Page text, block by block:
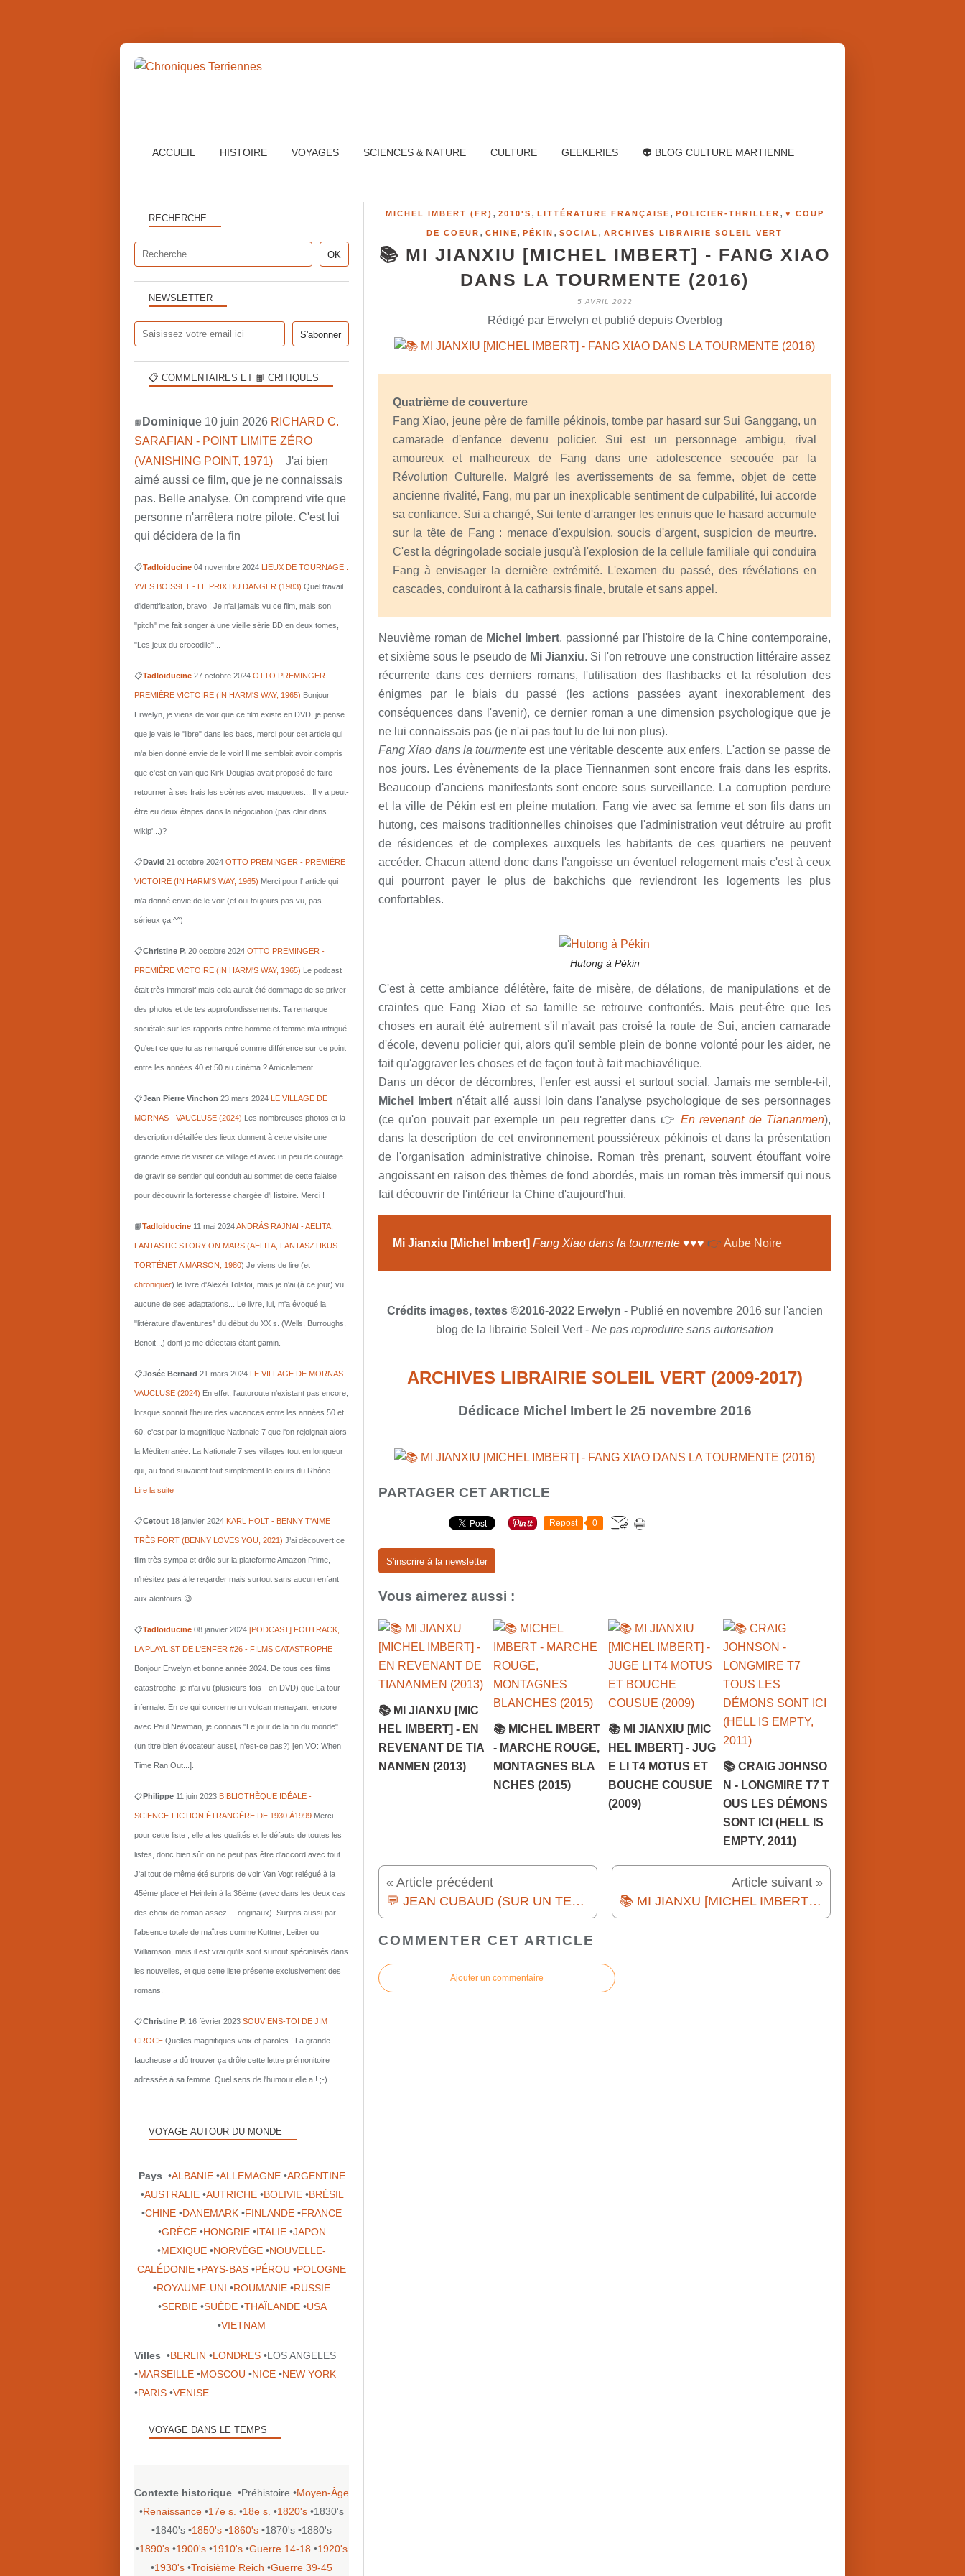
ACCUEIL HISTOIRE VOYAGES SCIENCES & NATURE CULTURE GEEKERIES 👽 BLOG CULTURE MARTIENNE
MICHEL IMBERT (FR) , 2010'S , LITTÉRATURE FRANÇAISE , POLICIER-THRILLER , ♥ COUP
DE COEUR , CHINE , PÉKIN , SOCIAL , ARCHIVES LIBRAIRIE SOLEIL VERT
📚 MI JIANXIU [MICHEL IMBERT] - FANG XIAO
DANS LA TOURMENTE (2016)
5 AVRIL 2022
Rédigé par Erwelyn et publié depuis Overblog
Quatrième de couverture
Fang Xiao, jeune père de famille pékinois, tombe par hasard sur Sui Ganggang, un
camarade d'enfance devenu policier. Sui est un personnage ambigu, rival
amoureux et malheureux de Fang dans une adolescence secouée par la
Révolution Culturelle. Malgré les avertissements de sa femme, objet de cette
ancienne rivalité, Fang, mu par un inexplicable sentiment de culpabilité, lui accorde
sa confiance. Sui a changé, Sui tente d'arranger les ennuis que le hasard accumule
sur la tête de Fang : menace d'expulsion, soucis d'argent, suspicion de meurtre.
C'est la dégringolade sociale jusqu'à l'explosion de la cellule familiale qui conduira
Fang à envisager la dernière extrémité. L'examen du passé, des révélations en
cascades, conduiront à la catharsis finale, brutale et sans appel.
Neuvième roman de Michel Imbert, passionné par l'histoire de la Chine contemporaine,
et sixième sous le pseudo de Mi Jianxiu. Si l'on retrouve une construction littéraire assez
récurrente dans ces derniers romans, l'utilisation des flashbacks et la résolution des
énigmes par le biais du passé (les actions passées ayant inexorablement des
conséquences dans l'avenir), ce dernier roman a une dimension psychologique que je
ne lui connaissais pas (je n'ai pas tout lu de lui non plus).
Fang Xiao dans la tourmente est une véritable descente aux enfers. L'action se passe de
nos jours. Les évènements de la place Tiennanmen sont encore frais dans les esprits.
Beaucoup d'anciens manifestants sont encore sous surveillance. La corruption perdure
et la ville de Pékin est en pleine mutation. Fang vie avec sa femme et son fils dans un
hutong, ces maisons traditionnelles chinoises que l'administration veut détruire au profit
de résidences et de complexes auxquels les habitants de ces quartiers ne peuvent
accéder. Chacun attend donc dans l'angoisse un éventuel relogement mais c'est à ceux
qui pourront payer le plus de bakchichs que reviendront les logements les plus
confortables.
Hutong à Pékin
C'est à cette ambiance délétère, faite de misère, de délations, de manipulations et de
craintes que Fang Xiao et sa famille se retrouve confrontés. Mais peut-être que les
choses en aurait été autrement s'il n'avait pas croisé la route de Sui, ancien camarade
d'école, devenu policier qui, alors qu'il semble plein de bonne volonté pour les aider, ne
fait qu'aggraver les choses et de façon tout à fait machiavélique.
Dans un décor de décombres, l'enfer est aussi et surtout social. Jamais me semble-t-il,
Michel Imbertn'était allé aussi loin dans l'analyse psychologique de ses personnages
(ce qu'on pouvait par exemple un peu regretter dans 👉En revenant de Tiananmen),
dans la description de cet environnement poussiéreux pékinois et dans la présentation
de l'organisation administrative chinoise. Roman très prenant, souvent étouffant voire
angoissant en raison des thèmes de fond abordés, mais un roman très immersif qui nous
fait découvrir de l'intérieur la Chine d'aujourd'hui.
Mi Jianxiu [Michel Imbert] Fang Xiao dans la tourmente ♥♥♥ 👉 Aube Noire
Crédits images, textes ©2016-2022 Erwelyn - Publié en novembre 2016 sur l'ancien
blog de la librairie Soleil Vert - Ne pas reproduire sans autorisation
ARCHIVES LIBRAIRIE SOLEIL VERT (2009-2017)
Dédicace Michel Imbert le 25 novembre 2016
PARTAGER CET ARTICLE
Repost 0
S'inscrire à la newsletter
Vous aimerez aussi :
📚 MI JIANXU [MIC
HEL IMBERT] - EN
REVENANT DE TIA
NANMEN (2013)
📚 MICHEL IMBERT
- MARCHE ROUGE,
MONTAGNES BLA
NCHES (2015)
📚 MI JIANXIU [MIC
HEL IMBERT] - JUG
E LI T4 MOTUS ET
BOUCHE COUSUE
(2009)
📚 CRAIG JOHNSO
N - LONGMIRE T7 T
OUS LES DÉMONS
SONT ICI (HELL IS
EMPTY, 2011)
« Article précédent
💬 JEAN CUBAUD (SUR UN TEXTE DE PIERRE MAC ORLAN) - LA CAVALIÈRE ELSA (2010)
Article suivant »
📚 MI JIANXU [MICHEL IMBERT] - EN REVENANT DE TIANANMEN (2013)
COMMENTER CET ARTICLE
Ajouter un commentaire
NEWSLETTER
RECHERCHE
📋 COMMENTAIRES ET 📙 CRITIQUES
📙 Dominique 10 juin 2026 RICHARD C.
SARAFIAN - POINT LIMITE ZÉRO
(VANISHING POINT, 1971)
J'ai bien
aimé aussi ce film, que je ne connaissais
pas. Belle analyse. On comprend vite que
personne n'arrêtera notre pilote. C'est lui
qui décidera de la fin
📋Tadloiducine 04 novembre 2024 LIEUX DE TOURNAGE :
YVES BOISSET - LE PRIX DU DANGER (1983) Quel travail
d'identification, bravo ! Je n'ai jamais vu ce film, mais son
"pitch" me fait songer à une vieille série BD en deux tomes,
"Les jeux du crocodile"...
📋Tadloiducine 27 octobre 2024 OTTO PREMINGER -
PREMIÈRE VICTOIRE (IN HARM'S WAY, 1965) Bonjour
Erwelyn, je viens de voir que ce film existe en DVD, je pense
que je vais le "libre" dans les bacs, merci pour cet article qui
m'a bien donné envie de le voir! Il me semblait avoir compris
que c'est en vain que Kirk Douglas avait proposé de faire
retourner à ses frais les scènes avec maquettes... Il y a peut-
être eu deux étapes dans la négociation (pas clair dans
wikip'...)?
📋David 21 octobre 2024 OTTO PREMINGER - PREMIÈRE
VICTOIRE (IN HARM'S WAY, 1965) Merci pour l' article qui
m'a donné envie de le voir (et oui toujours pas vu, pas
sérieux ça ^^)
📋Christine P. 20 octobre 2024 OTTO PREMINGER -
PREMIÈRE VICTOIRE (IN HARM'S WAY, 1965) Le podcast
était très immersif mais cela aurait été dommage de se priver
des photos et de tes approfondissements. Ta remarque
sociétale sur les rapports entre homme et femme m'a intrigué.
Qu'est ce que tu as remarqué comme différence sur ce point
entre les années 40 et 50 au cinéma ? Amicalement
📋Jean Pierre Vinchon 23 mars 2024 LE VILLAGE DE
MORNAS - VAUCLUSE (2024) Les nombreuses photos et la
description détaillée des lieux donnent à cette visite une
grande envie de visiter ce village et avec un peu de courage
de gravir se sentier qui conduit au sommet de cette falaise
pour découvrir la forteresse chargée d'Histoire. Merci !
📙Tadloiducine 11 mai 2024ANDRÁS RAJNAI - AELITA,
FANTASTIC STORY ON MARS (AELITA, FANTASZTIKUS
TORTÉNET A MARSON, 1980) Je viens de lire (et
chroniquer) le livre d'Alexéi Tolstoï, mais je n'ai (à ce jour) vu
aucune de ses adaptations... Le livre, lui, m'a évoqué la
"littérature d'aventures" du début du XX s. (Wells, Burroughs,
Benoit...) dont je me délectais étant gamin.
📋Josée Bernard 21 mars 2024 LE VILLAGE DE MORNAS -
VAUCLUSE (2024) En effet, l'autoroute n'existant pas encore,
lorsque sonnait l'heure des vacances entre les années 50 et
60, c'est par la magnifique Nationale 7 que l'on rejoignait alors
la Méditerranée. La Nationale 7 ses villages tout en longueur
qui, au fond suivaient tout simplement le cours du Rhône...
Lire la suite
📋Cetout 18 janvier 2024 KARL HOLT - BENNY T'AIME
TRÈS FORT (BENNY LOVES YOU, 2021) J’ai découvert ce
film très sympa et drôle sur la plateforme Amazon Prime,
n’hésitez pas à le regarder mais surtout sans aucun enfant
aux alentours 😉
📋Tadloiducine 08 janvier 2024 [PODCAST] FOUTRACK,
LA PLAYLIST DE L'ENFER #26 - FILMS CATASTROPHE
Bonjour Erwelyn et bonne année 2024. De tous ces films
catastrophe, je n'ai vu (plusieurs fois - en DVD) que La tour
infernale. En ce qui concerne un volcan menaçant, encore
avec Paul Newman, je connais "Le jour de la fin du monde"
(un titre bien évocateur aussi, n'est-ce pas?) [en VO: When
Time Ran Out...].
📋Philippe 11 juin 2023 BIBLIOTHÈQUE IDÉALE -
SCIENCE-FICTION ÉTRANGÈRE DE 1930 À1999 Merci
pour cette liste ; elle a les qualités et le défauts de toutes les
listes, donc bien sûr on ne peut pas être d'accord avec tout.
J'ai tout de même été surpris de voir Van Vogt relégué à la
45ème place et Heinlein à la 36ème (avec dans les deux cas
des choix de roman assez.... originaux). Surpris aussi par
l'absence totale de maîtres comme Kuttner, Leiber ou
Williamson, mais il est vrai qu'ils sont surtout spécialisés dans
les nouvelles, et que cette liste présente exclusivement des
romans.
📋Christine P. 16 février 2023 SOUVIENS-TOI DE JIM
CROCE Quelles magnifiques voix et paroles ! La grande
faucheuse a dû trouver ça drôle cette lettre prémonitoire
adressée à sa femme. Quel sens de l'humour elle a ! ;-)
VOYAGE AUTOUR DU MONDE
Pays •ALBANIE•ALLEMAGNE•ARGENTINE
•AUSTRALIE•AUTRICHE•BOLIVIE•BRÉSIL
•CHINE •DANEMARK •FINLANDE •FRANCE
•GRÈCE•HONGRIE•ITALIE•JAPON
•MEXIQUE •NORVÈGE •NOUVELLE-
CALÉDONIE •PAYS-BAS •PÉROU •POLOGNE
•ROYAUME-UNI •ROUMANIE •RUSSIE
•SERBIE•SUÈDE•THAÏLANDE•USA
•VIETNAM
Villes •BERLIN •LONDRES •LOS ANGELES
•MARSEILLE •MOSCOU •NICE •NEW YORK
•PARIS •VENISE
VOYAGE DANS LE TEMPS
Contexte historique •Préhistoire •Moyen-Âge
•Renaissance •17e s. •18e s. •1820's •1830's
•1840's •1850's •1860's •1870's •1880's
•1890's •1900's •1910's •Guerre 14-18 •1920's
•1930's •Troisième Reich •Guerre 39-45